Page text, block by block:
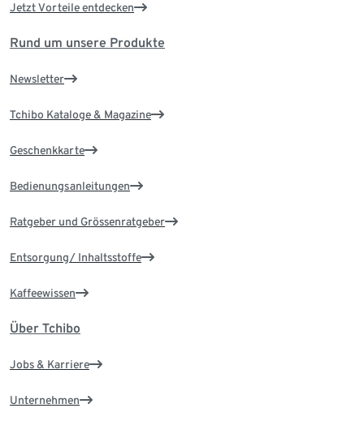
Jetzt Vorteile entdecken
Rund um unsere Produkte
Newsletter
Tchibo Kataloge & Magazine
Geschenkkarte
Bedienungsanleitungen
Ratgeber und Grössenratgeber
Entsorgung/ Inhaltsstoffe
Kaffeewissen
Über Tchibo
Jobs & Karriere
Unternehmen